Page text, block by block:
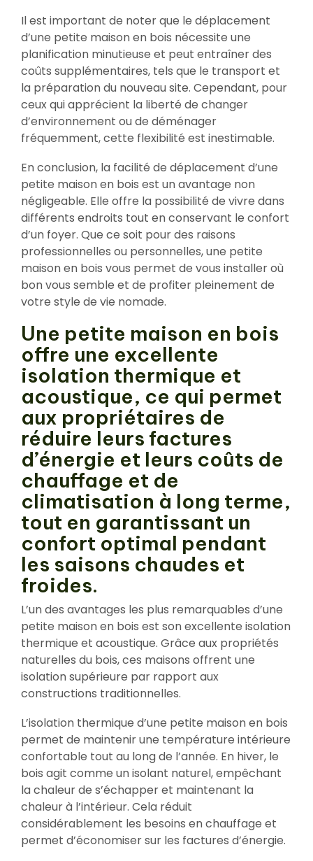
Il est important de noter que le déplacement
d’une petite maison en bois nécessite une
planification minutieuse et peut entraîner des
coûts supplémentaires, tels que le transport et
la préparation du nouveau site. Cependant, pour
ceux qui apprécient la liberté de changer
d’environnement ou de déménager
fréquemment, cette flexibilité est inestimable.
En conclusion, la facilité de déplacement d’une
petite maison en bois est un avantage non
négligeable. Elle offre la possibilité de vivre dans
différents endroits tout en conservant le confort
d’un foyer. Que ce soit pour des raisons
professionnelles ou personnelles, une petite
maison en bois vous permet de vous installer où
bon vous semble et de profiter pleinement de
votre style de vie nomade.
Une petite maison en bois
offre une excellente
isolation thermique et
acoustique, ce qui permet
aux propriétaires de
réduire leurs factures
d’énergie et leurs coûts de
chauffage et de
climatisation à long terme,
tout en garantissant un
confort optimal pendant
les saisons chaudes et
froides.
L’un des avantages les plus remarquables d’une
petite maison en bois est son excellente isolation
thermique et acoustique. Grâce aux propriétés
naturelles du bois, ces maisons offrent une
isolation supérieure par rapport aux
constructions traditionnelles.
L’isolation thermique d’une petite maison en bois
permet de maintenir une température intérieure
confortable tout au long de l’année. En hiver, le
bois agit comme un isolant naturel, empêchant
la chaleur de s’échapper et maintenant la
chaleur à l’intérieur. Cela réduit
considérablement les besoins en chauffage et
permet d’économiser sur les factures d’énergie.